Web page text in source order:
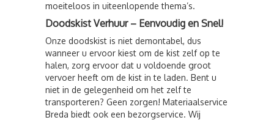
moeiteloos in uiteenlopende thema’s.
Doodskist Verhuur – Eenvoudig en Snel!
Onze doodskist is niet demontabel, dus
wanneer u ervoor kiest om de kist zelf op te
halen, zorg ervoor dat u voldoende groot
vervoer heeft om de kist in te laden. Bent u
niet in de gelegenheid om het zelf te
transporteren? Geen zorgen! Materiaalservice
Breda biedt ook een bezorgservice. Wij